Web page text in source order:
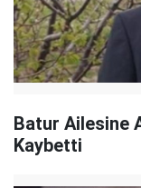
Batur Ailesine
Kaybetti